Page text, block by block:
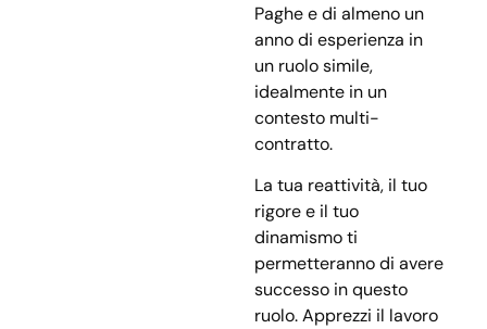
Paghe e di almeno un
anno di esperienza in
un ruolo simile,
idealmente in un
contesto multi-
contratto.
La tua reattività, il tuo
rigore e il tuo
dinamismo ti
permetteranno di avere
successo in questo
ruolo. Apprezzi il lavoro